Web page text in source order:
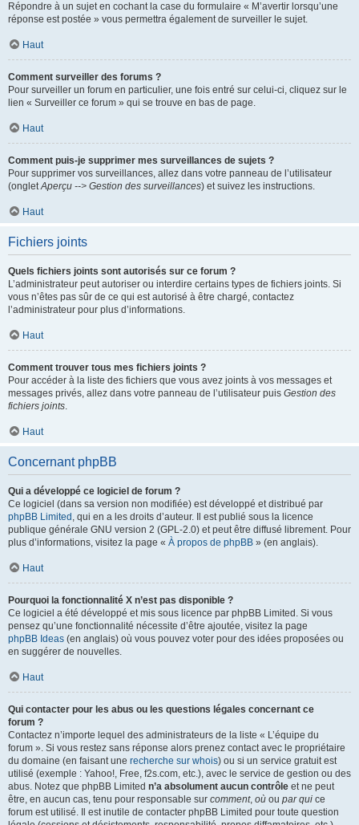
Répondre à un sujet en cochant la case du formulaire « M’avertir lorsqu’une
réponse est postée » vous permettra également de surveiller le sujet.
Haut
Comment surveiller des forums ?
Pour surveiller un forum en particulier, une fois entré sur celui-ci, cliquez sur le
lien « Surveiller ce forum » qui se trouve en bas de page.
Haut
Comment puis-je supprimer mes surveillances de sujets ?
Pour supprimer vos surveillances, allez dans votre panneau de l’utilisateur
(ongletAperçu --> Gestion des surveillances) et suivez les instructions.
Haut
Fichiers joints
Quels fichiers joints sont autorisés sur ce forum ?
L’administrateur peut autoriser ou interdire certains types de fichiers joints. Si
vous n’êtes pas sûr de ce qui est autorisé à être chargé, contactez
l’administrateur pour plus d’informations.
Haut
Comment trouver tous mes fichiers joints ?
Pour accéder à la liste des fichiers que vous avez joints à vos messages et
messages privés, allez dans votre panneau de l’utilisateur puis Gestion des
fichiers joints.
Haut
Concernant phpBB
Qui a développé ce logiciel de forum ?
Ce logiciel (dans sa version non modifiée) est développé et distribué par
phpBB Limited , qui en a les droits d’auteur. Il est publié sous la licence
publique générale GNU version 2 (GPL-2.0) et peut être diffusé librement. Pour
plus d’informations, visitez la page « À propos de phpBB » (en anglais).
Haut
Pourquoi la fonctionnalité X n’est pas disponible ?
Ce logiciel a été développé et mis sous licence par phpBB Limited. Si vous
pensez qu’une fonctionnalité nécessite d’être ajoutée, visitez la page
phpBB Ideas (en anglais) où vous pouvez voter pour des idées proposées ou
en suggérer de nouvelles.
Haut
Qui contacter pour les abus ou les questions légales concernant ce
forum ?
Contactez n’importe lequel des administrateurs de la liste « L’équipe du
forum ». Si vous restez sans réponse alors prenez contact avec le propriétaire
du domaine (en faisant une recherche sur whois) ou si un service gratuit est
utilisé (exemple : Yahoo!, Free, f2s.com, etc.), avec le service de gestion ou des
abus. Notez que phpBB Limited n’a absolument aucun contrôle et ne peut
être, en aucun cas, tenu pour responsable sur comment, où ou par qui ce
forum est utilisé. Il est inutile de contacter phpBB Limited pour toute question